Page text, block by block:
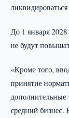
До 1 января
не будут
«Кроме того,
принятие
дополнительные
средний бизнес.